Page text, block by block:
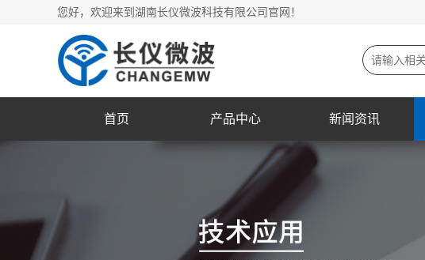
您好，欢迎来到湖南长仪微波科技有限公司官网！
首页 产品中心 新闻资讯